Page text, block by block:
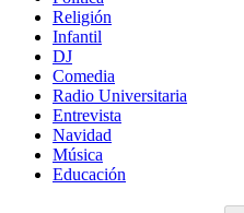
Religión
Infantil
DJ
Comedia
Radio Universitaria
Entrevista
Navidad
Música
Educación